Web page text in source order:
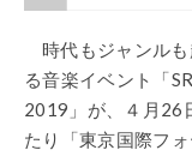
時代もジャンル
る音楽イベント「
2019 」が、４月 26
たり「東京国際フ